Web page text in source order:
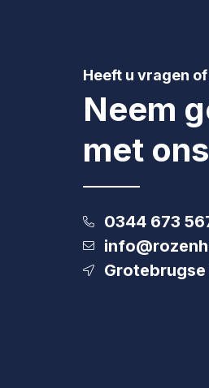
Heeft u vragen
Neem
met
0344 673